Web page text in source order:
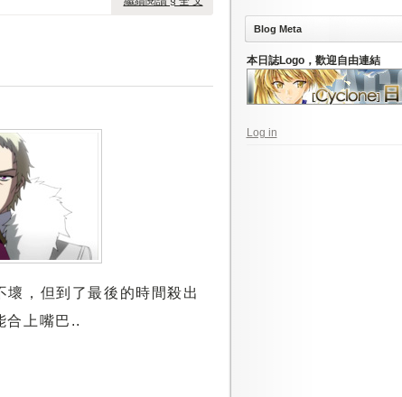
，但到了最後的時間殺出
合上嘴巴..
Blog Meta
本日誌Logo，歡迎自由連結
Log in